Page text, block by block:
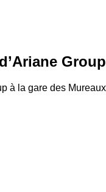
Group
à la gare des